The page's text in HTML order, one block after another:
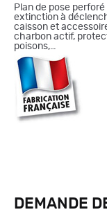
Plan de pose
extinction à
caisson et
charbon actif,
poisons,…
DEMANDE